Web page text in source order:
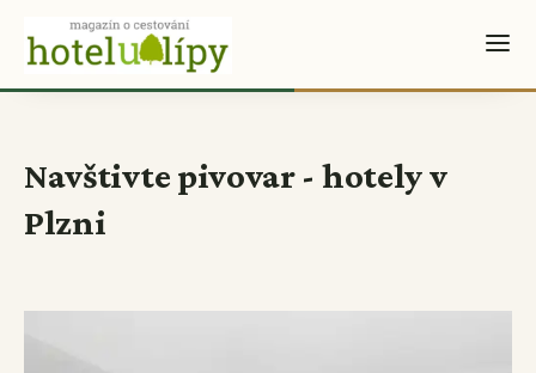
Navštivte pivovar - hotely v
Plzni